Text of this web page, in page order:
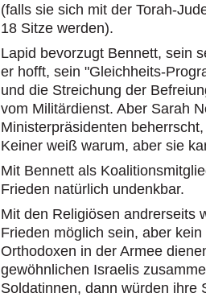
(falls sie sich mit der Torah-
18 Sitze werden).
Lapid bevorzugt Bennett, sein
er hofft, sein "Gleichheits-
und die Streichung der
vom Militärdienst. Aber Sarah
Ministerpräsidenten
Keiner weiß warum, aber sie
Mit Bennett als
Frieden natürlich undenkbar.
Mit den Religiösen andrerseits
Frieden möglich sein, aber
Orthodoxen in der Armee
gewöhnlichen Israelis
Soldatinnen, dann würden ihre